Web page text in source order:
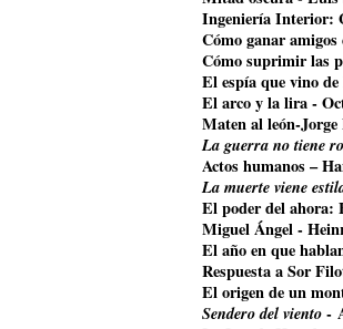
Ingeniería Interior:
Cómo ganar
Cómo suprimir las
El espía que vino
El arco y la lira -
Maten al león-
La guerra no tiene
Actos humanos –
La muerte viene
El poder del ahora:
Miguel Ángel -
El año en que
Respuesta a Sor
El origen de un
Sendero del viento-